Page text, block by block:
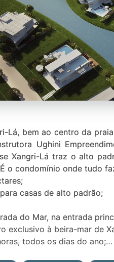
Lá, bem ao centro da
Ughini
Xangri-Lá traz o alto
o condomínio onde tudo
casas de alto padrão;
do Mar, na entrada
exclusivo à beira-mar de
todos os dias do ano;